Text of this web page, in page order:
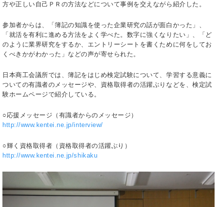
方や正しい自己ＰＲの方法などについて事例を交えながら紹介した。
参加者からは、「簿記の知識を使った企業研究の話が面白かった」、
「就活を有利に進める方法をよく学べた。数字に強くなりたい」、「ど
のように業界研究をするか、エントリーシートを書くために何をしてお
くべきかがわかった」などの声が寄せられた。
日本商工会議所では、簿記をはじめ検定試験について、学習する意義に
ついての有識者のメッセージや、資格取得者の活躍ぶりなどを、検定試
験ホームページで紹介している。
○応援メッセージ（有識者からのメッセージ）
http://www.kentei.ne.jp/interview/
○輝く資格取得者（資格取得者の活躍ぶり）
http://www.kentei.ne.jp/shikaku